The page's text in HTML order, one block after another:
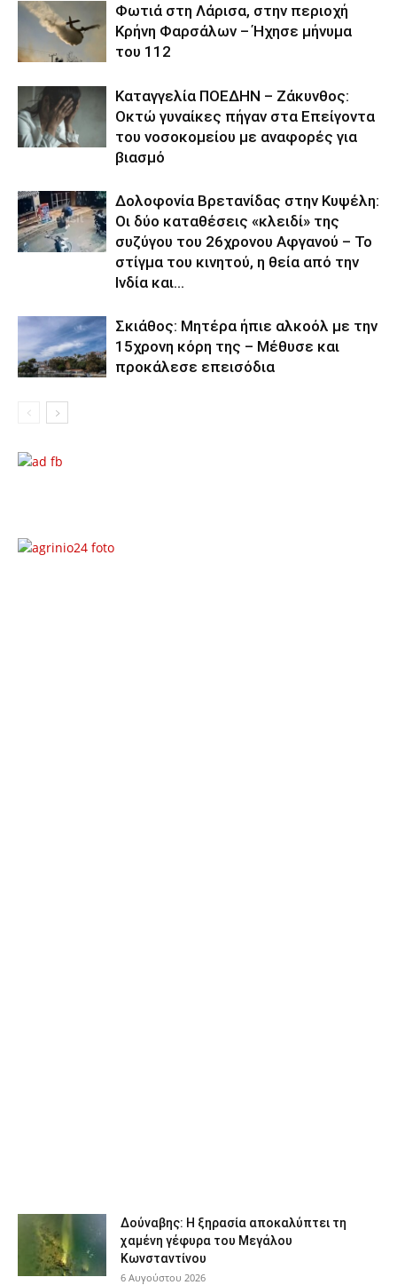
Φωτιά στη Λάρισα, στην περιοχή
Κρήνη Φαρσάλων – Ήχησε μήνυμα
του 112
Καταγγελία ΠΟΕΔΗΝ – Ζάκυνθος:
Οκτώ γυναίκες πήγαν στα Επείγοντα
του νοσοκομείου με αναφορές για
βιασμό
Δολοφονία Βρετανίδας στην Κυψέλη:
Οι δύο καταθέσεις «κλειδί» της
συζύγου του 26χρονου Αφγανού – Το
στίγμα του κινητού, η θεία από την
Ινδία και...
Σκιάθος: Μητέρα ήπιε αλκοόλ με την
15χρονη κόρη της – Μέθυσε και
προκάλεσε επεισόδια
Δούναβης: Η ξηρασία αποκαλύπτει τη
χαμένη γέφυρα του Μεγάλου
Κωνσταντίνου
6 Αυγούστου 2026